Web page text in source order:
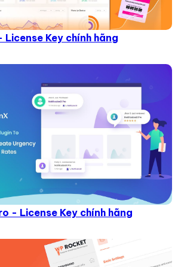
Key chính hãng
- License Key chính hãng